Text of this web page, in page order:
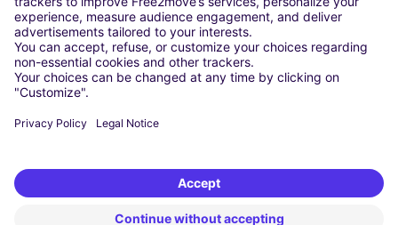
Washington DC
Milaan
Rome
Turijn
Wenen
Berlijn
Düsseldorf